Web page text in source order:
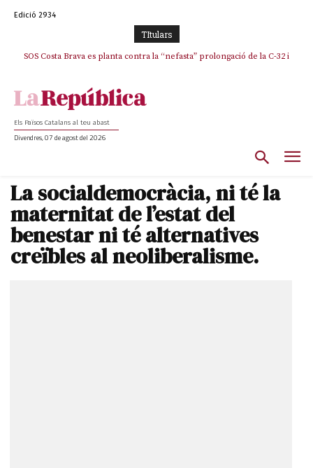
Edició 2934
TItulars
SOS Costa Brava es planta contra la “nefasta” prolongació de la C-32 i
Els Països Catalans al teu abast
Divendres, 07 de agost del 2026
La socialdemocràcia, ni té la
maternitat de l’estat del
benestar ni té alternatives
creïbles al neoliberalisme.